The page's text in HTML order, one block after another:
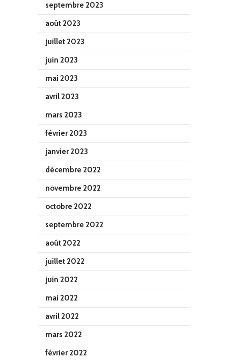
septembre 2023
août 2023
juillet 2023
juin 2023
mai 2023
avril 2023
mars 2023
février 2023
janvier 2023
décembre 2022
novembre 2022
octobre 2022
septembre 2022
août 2022
juillet 2022
juin 2022
mai 2022
avril 2022
mars 2022
février 2022